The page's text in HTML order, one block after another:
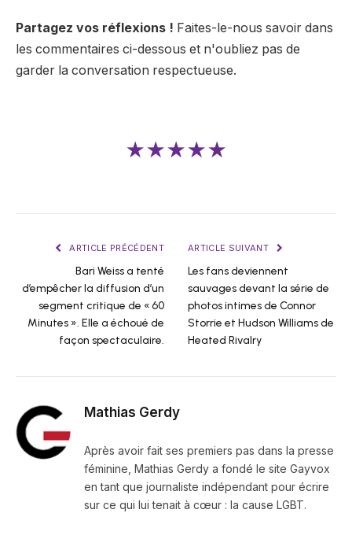
Partagez vos réflexions ! Faites-le-nous savoir dans
les commentaires ci-dessous et n'oubliez pas de
garder la conversation respectueuse.
★★★★★
ARTICLE PRÉCÉDENT
Bari Weiss a tenté
d’empêcher la diffusion d’un
segment critique de « 60
Minutes ». Elle a échoué de
façon spectaculaire.
ARTICLE SUIVANT
Les fans deviennent
sauvages devant la série de
photos intimes de Connor
Storrie et Hudson Williams de
Heated Rivalry
Mathias Gerdy
Après avoir fait ses premiers pas dans la presse
féminine, Mathias Gerdy a fondé le site Gayvox
en tant que journaliste indépendant pour écrire
sur ce qui lui tenait à cœur : la cause LGBT.